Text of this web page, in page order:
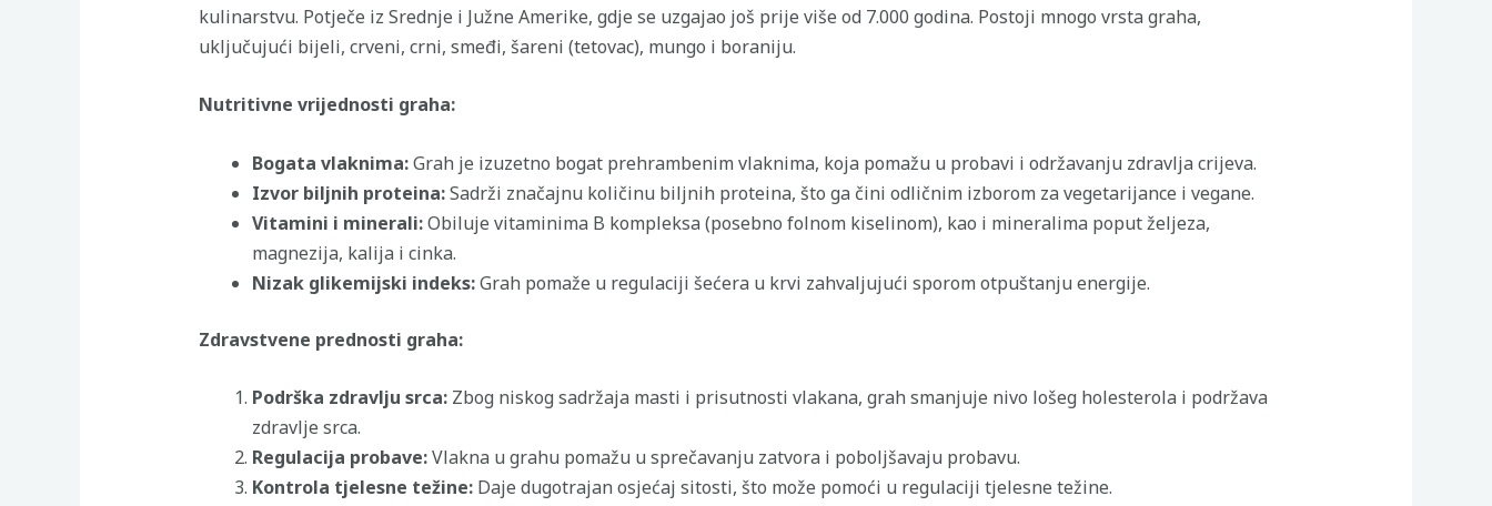
kulinarstvu. Potječe iz Srednje i Južne Amerike, gdje se uzgajao još prije više od 7.000 godina. Postoji mnogo vrsta graha,
uključujući bijeli, crveni, crni, smeđi, šareni (tetovac), mungo i boraniju.
Nutritivne vrijednosti graha:
Bogata vlaknima:Grah je izuzetno bogat prehrambenim vlaknima, koja pomažu u probavi i održavanju zdravlja crijeva.
Izvor biljnih proteina:Sadrži značajnu količinu biljnih proteina, što ga čini odličnim izborom za vegetarijance i vegane.
Vitamini i minerali:Obiluje vitaminima B kompleksa (posebno folnom kiselinom), kao i mineralima poput željeza,
magnezija, kalija i cinka.
Nizak glikemijski indeks:Grah pomaže u regulaciji šećera u krvi zahvaljujući sporom otpuštanju energije.
Zdravstvene prednosti graha:
Podrška zdravlju srca:Zbog niskog sadržaja masti i prisutnosti vlakana, grah smanjuje nivo lošeg holesterola i podržava
zdravlje srca.
Regulacija probave:Vlakna u grahu pomažu u sprečavanju zatvora i poboljšavaju probavu.
Kontrola tjelesne težine:Daje dugotrajan osjećaj sitosti, što može pomoći u regulaciji tjelesne težine.